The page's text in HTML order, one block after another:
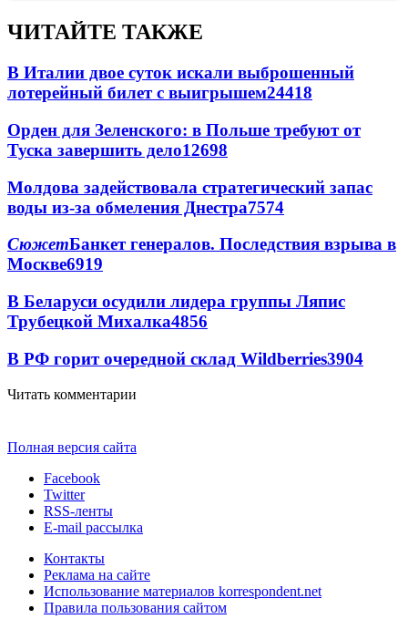
ЧИТАЙТЕ ТАКЖЕ
В Италии двое суток искали выброшенный
лотерейный билет с выигрышем24418
Орден для Зеленского: в Польше требуют от
Туска завершить дело12698
Молдова задействовала стратегический запас
воды из-за обмеления Днестра7574
СюжетБанкет генералов. Последствия взрыва в
Москве6919
В Беларуси осудили лидера группы Ляпис
Трубецкой Михалка4856
В РФ горит очередной склад Wildberries3904
Читать комментарии
Полная версия сайта
Facebook
Twitter
RSS-ленты
E-mail рассылка
Контакты
Реклама на сайте
Использование материалов korrespondent.net
Правила пользования сайтом